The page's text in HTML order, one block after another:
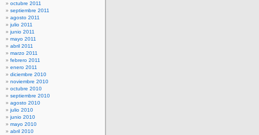
octubre 2011
septiembre 2011
agosto 2011
julio 2011
junio 2011
mayo 2011
abril 2011
marzo 2011
febrero 2011
enero 2011
diciembre 2010
noviembre 2010
octubre 2010
septiembre 2010
agosto 2010
julio 2010
junio 2010
mayo 2010
abril 2010